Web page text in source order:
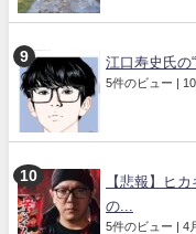
江口寿史氏の
5件のビュー |
【悲報】ヒ
の...
5件のビュー | 4